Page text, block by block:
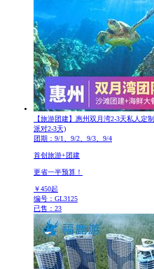
【旅游团建】惠州双月湾2-3天私人定制
派对2-3天)
团期：9/1、9/2、9/3、9/4
首创旅游+团建
更省一半预算！
￥450起
编号：GL3125
已售：23